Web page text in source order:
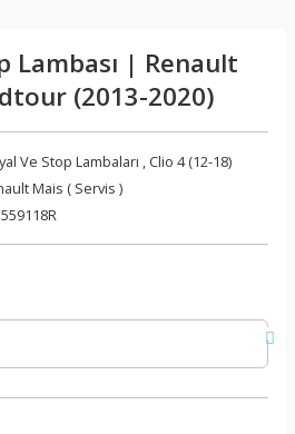
Lambası | Renault
(2013-2020)
Ve Stop Lambaları , Clio 4 (12-18)
Mais ( Servis )